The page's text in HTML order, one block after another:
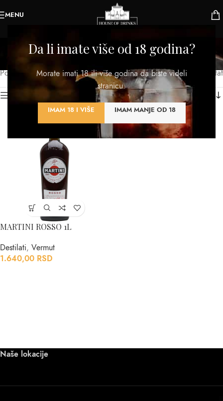
Da li imate više od 18 godina?
Morate imati 18 ili više godina da biste videli
stranicu.
IMAM 18 I VIŠE IMAM MANJE OD 18
MENU
Crveni vermut
Početna
Proizvod Vrsta/Crveni vermut
Prikazan jedan rezultat
Kategorije proizvoda
MARTINI ROSSO 1L
Destilati, Vermut
1.640,00 RSD
Naše lokacije